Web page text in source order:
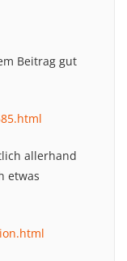
Beitrag gut
allerhand
etwas